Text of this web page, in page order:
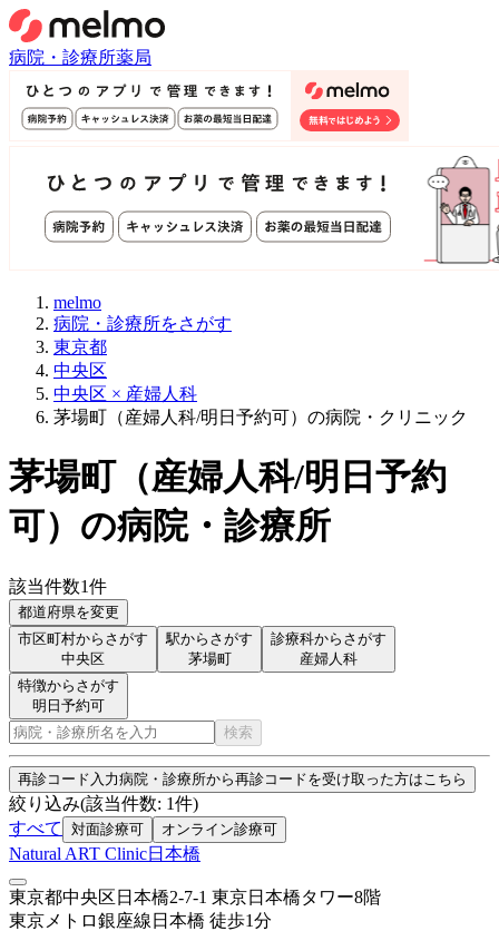
病院・診療所薬局
melmo
病院・診療所をさがす
東京都
中央区
中央区 × 産婦人科
茅場町（産婦人科/明日予約可）の病院・クリニック
茅場町（産婦人科/明日予約
可） の病院・診療所
該当件数1件
都道府県を変更
市区町村からさがす
中央区
駅からさがす
茅場町
診療科からさがす
産婦人科
特徴からさがす
明日予約可
検索
再診コード入力病院・診療所から再診コードを受け取った方はこちら
絞り込み(該当件数: 1件)
すべて
対面診療可 オンライン診療可
Natural ART Clinic日本橋
東京都中央区日本橋2-7-1 東京日本橋タワー8階
東京メトロ銀座線 日本橋 徒歩1分